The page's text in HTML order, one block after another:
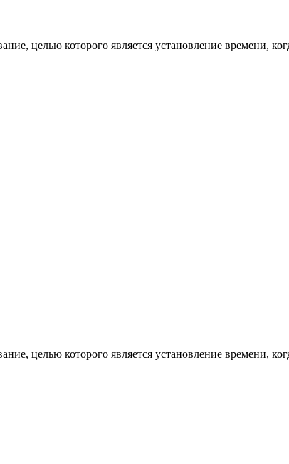
целью которого является установление времени,
целью которого является установление времени,